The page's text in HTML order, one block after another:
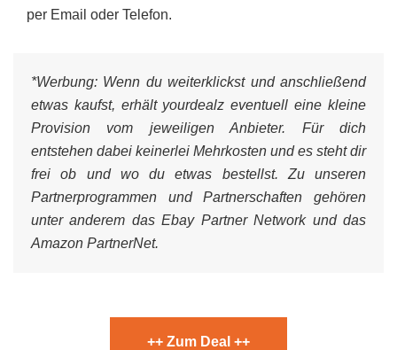
per Email oder Telefon.
*Werbung: Wenn du weiterklickst und anschließend
etwas kaufst, erhält yourdealz eventuell eine kleine
Provision vom jeweiligen Anbieter. Für dich
entstehen dabei keinerlei Mehrkosten und es steht dir
frei ob und wo du etwas bestellst. Zu unseren
Partnerprogrammen und Partnerschaften gehören
unter anderem das Ebay Partner Network und das
Amazon PartnerNet.
++ Zum Deal ++